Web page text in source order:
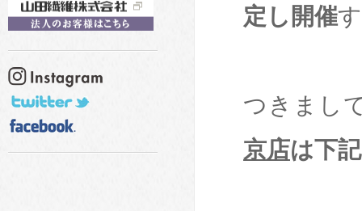
定し開催
つきまし
京店は下